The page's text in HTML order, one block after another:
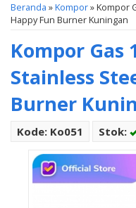
Beranda »Kompor»Kompor
Happy Fun Burner Kuningan
Kompor Gas
Stainless
Burner
Kode: Ko051 Stok: